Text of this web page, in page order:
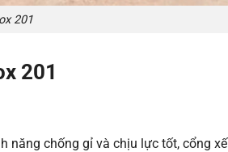
201
201
năng chống gỉ và chịu lực tốt, cổng